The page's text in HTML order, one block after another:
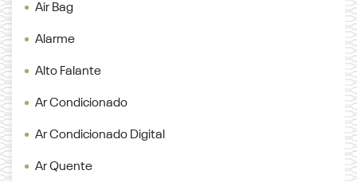
Air Bag
Alarme
Alto Falante
Ar Condicionado
Ar Condicionado Digital
Ar Quente